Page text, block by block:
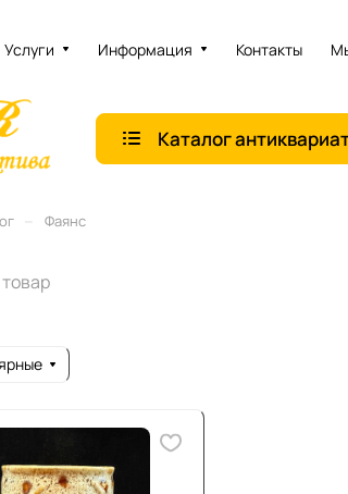
Услуги Информация Контакты
Каталог
Фаянс
товар